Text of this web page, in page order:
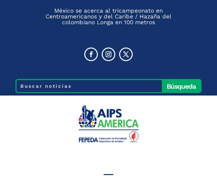
México se acerca al tricampeonato en
Centroamericanos y del Caribe / Hazaña del
colombiano Longa en 100 metros